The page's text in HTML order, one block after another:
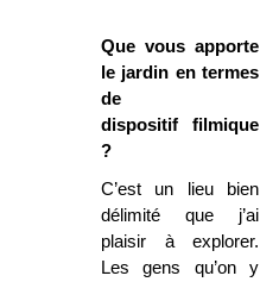
Que vous apporte
le jardin en termes
de
dispositif filmique
?
C’est un lieu bien
délimité que j’ai
plaisir à explorer.
Les gens qu’on y